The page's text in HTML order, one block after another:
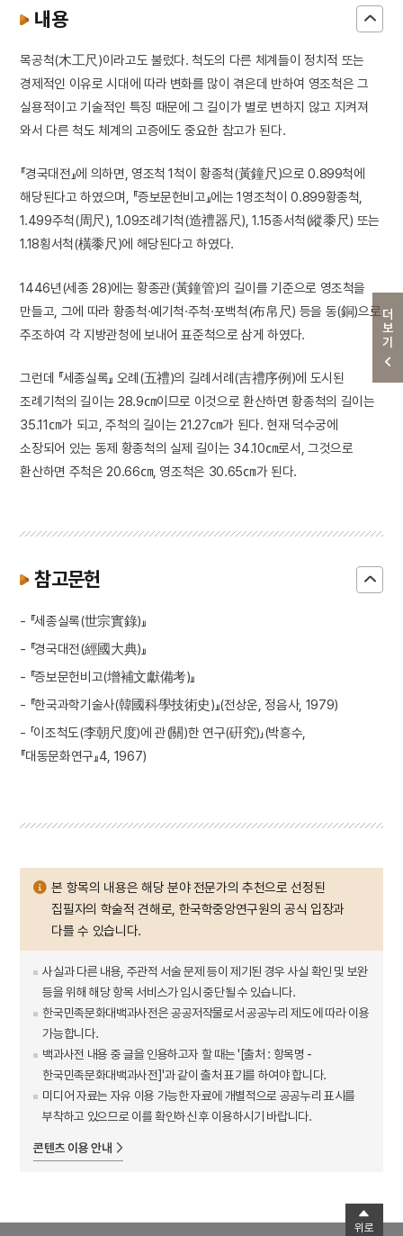
더보기
내용
목공척(木工尺)이라고도 불렀다. 척도의 다른 체계들이 정치적 또는
경제적인 이유로 시대에 따라 변화를 많이 겪은데 반하여 영조척은 그
실용적이고 기술적인 특징 때문에 그 길이가 별로 변하지 않고 지켜져
와서 다른 척도 체계의 고증에도 중요한 참고가 된다.
『경국대전』에 의하면, 영조척 1척이 황종척(黃鐘尺)으로 0.899척에
해당된다고 하였으며, 『증보문헌비고』에는 1영조척이 0.899황종척,
1.499주척(周尺), 1.09조례기척(造禮器尺), 1.15종서척(縱黍尺) 또는
1.18횡서척(橫黍尺)에 해당된다고 하였다.
1446년(세종 28)에는 황종관(黃鐘管)의 길이를 기준으로 영조척을
만들고, 그에 따라 황종척·예기척·주척·포백척(布帛尺) 등을 동(銅)으로
주조하여 각 지방관청에 보내어 표준척으로 삼게 하였다.
그런데 『세종실록』 오례(五禮)의 길례서례(吉禮序例)에 도시된
조례기척의 길이는 28.9㎝이므로 이것으로 환산하면 황종척의 길이는
35.11㎝가 되고, 주척의 길이는 21.27㎝가 된다. 현재 덕수궁에
소장되어 있는 동제 황종척의 실제 길이는 34.10㎝로서, 그것으로
환산하면 주척은 20.66㎝, 영조척은 30.65㎝가 된다.
참고문헌
- 『세종실록(世宗實錄)』
- 『경국대전(經國大典)』
- 『증보문헌비고(增補文獻備考)』
- 『한국과학기술사(韓國科學技術史)』(전상운, 정음사, 1979)
- 「이조척도(李朝尺度)에 관(關)한 연구(硏究)」(박흥수,
『대동문화연구』4, 1967)
본 항목의 내용은 해당 분야 전문가의 추천으로 선정된
집필자의 학술적 견해로, 한국학중앙연구원의 공식 입장과
다를 수 있습니다.
사실과 다른 내용, 주관적 서술 문제 등이 제기된 경우 사실 확인 및 보완
등을 위해 해당 항목 서비스가 임시 중단될 수 있습니다.
한국민족문화대백과사전은 공공저작물로서 공공누리 제도에 따라 이용
가능합니다.
백과사전 내용 중 글을 인용하고자 할 때는 '[출처 : 항목명 -
한국민족문화대백과사전]'과 같이 출처 표기를 하여야 합니다.
미디어 자료는 자유 이용 가능한 자료에 개별적으로 공공누리 표시를
부착하고 있으므로 이를 확인하신 후 이용하시기 바랍니다.
콘텐츠 이용 안내
위로